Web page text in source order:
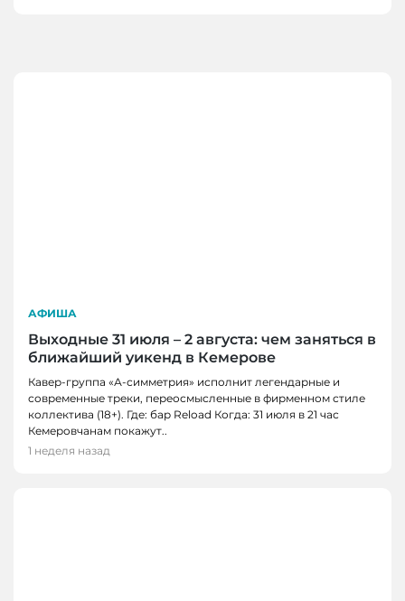
АФИША
Выходные 31 июля – 2 августа: чем заняться в
ближайший уикенд в Кемерове
Кавер-группа «А-симметрия» исполнит легендарные и
современные треки, переосмысленные в фирменном стиле
коллектива (18+). Где: бар Reload Когда: 31 июля в 21 час
Кемеровчанам покажут..
1 неделя назад